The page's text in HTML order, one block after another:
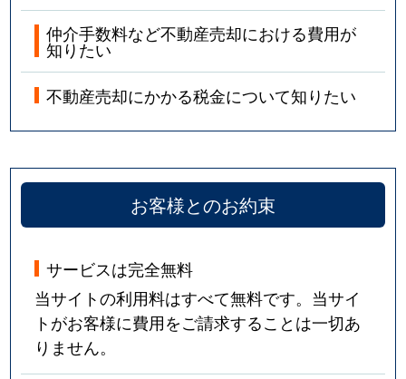
仲介手数料など不動産売却における費用が
知りたい
不動産売却にかかる税金について知りたい
お客様とのお約束
サービスは完全無料
当サイトの利用料はすべて無料です。当サイ
トがお客様に費用をご請求することは一切あ
りません。